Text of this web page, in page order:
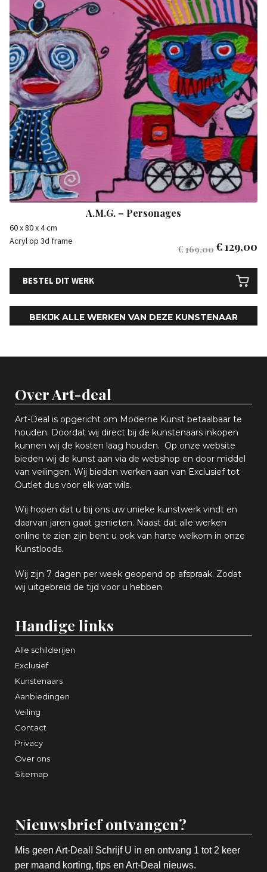
A.M.G. – Personages
60 x 80 x 4 cm
Acryl op 3d frame
€169,00€129,00
BESTEL DIT WERK
BEKIJK ALLE WERKEN VAN DEZE KUNSTENAAR
Over Art-deal
Art-Deal is opgericht om Moderne Kunst betaalbaar te
houden. Doordat wij direct bij de kunstenaars inkopen
kunnen wij de kosten laag houden. Op onze website
bieden wij de kunst aan via de webshop en door middel
van veilingen. Wij bieden werken aan van Exclusief tot
Outlet dus voor elk wat wils.
Wij hopen dat u bij ons uw unieke kunstwerk vindt en
daarvan jaren gaat genieten. Naast dat alle werken
online te zien zijn bent u ook van harte welkom in onze
Kunstloods.
Wij zijn 7 dagen per week geopend op afspraak. Zodat
wij uitgebreid de tijd voor u hebben.
Handige links
Alle schilderijen
Exclusief
Kunstenaars
Aanbiedingen
Veiling
Contact
Privacy
Over ons
Sitemap
Nieuwsbrief ontvangen?
Mis geen Art-Deal! Schrijf U in en ontvang 1 tot 2 keer
per maand korting, tips en Art-Deal nieuws.